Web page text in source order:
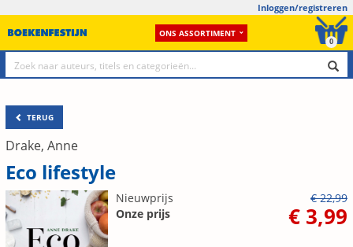
Inloggen/registreren
ONS ASSORTIMENT
0
TERUG
Drake, Anne
Eco lifestyle
Nieuwprijs
€ 22,99
Onze prijs
€ 3,99